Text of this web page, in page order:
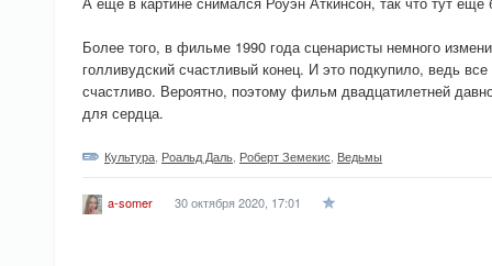
Более того, в фильме 1990 года сценаристы немного
голливудский счастливый конец. И это подкупило, ведь
счастливо. Вероятно, поэтому фильм двадцатилетней
для сердца.
Культура Роальд Даль Роберт Земекис Ведьмы
a-somer 30 октября 2020, 17:01